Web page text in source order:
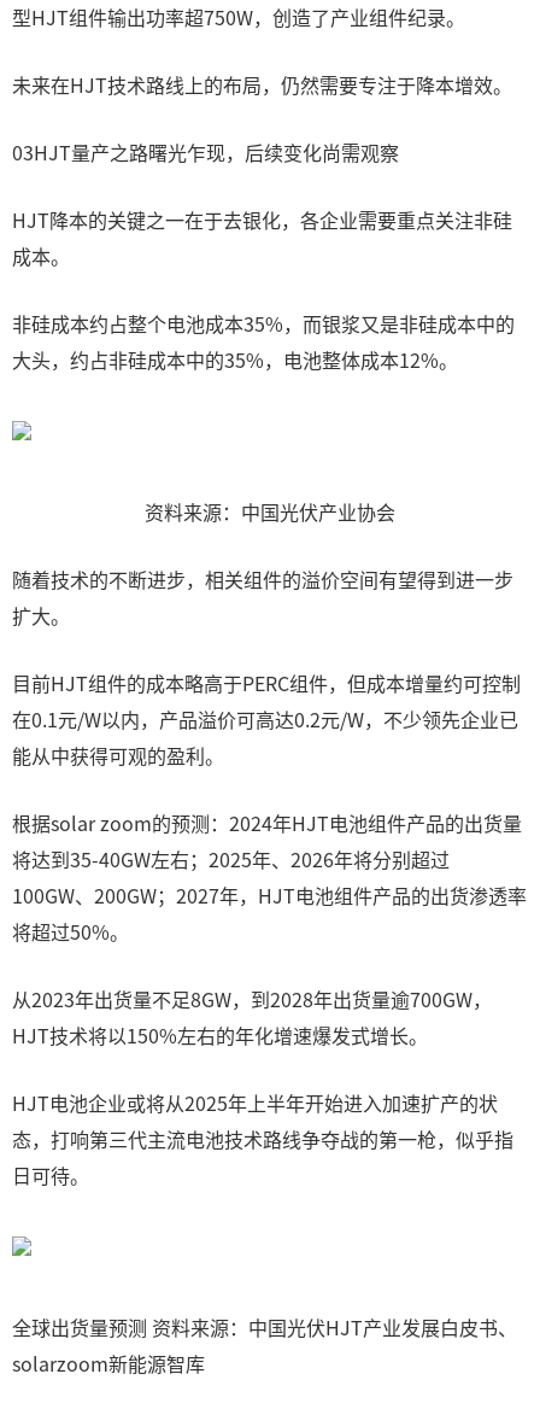
型HJT组件输出功率超750W，创造了产业组件纪录。
未来在HJT技术路线上的布局，仍然需要专注于降本增效。
03HJT量产之路曙光乍现，后续变化尚需观察
HJT降本的关键之一在于去银化，各企业需要重点关注非硅
成本。
非硅成本约占整个电池成本35%，而银浆又是非硅成本中的
大头，约占非硅成本中的35%，电池整体成本12%。
资料来源：中国光伏产业协会
随着技术的不断进步，相关组件的溢价空间有望得到进一步
扩大。
目前HJT组件的成本略高于PERC组件，但成本增量约可控制
在0.1元/W以内，产品溢价可高达0.2元/W，不少领先企业已
能从中获得可观的盈利。
根据solar zoom的预测：2024年HJT电池组件产品的出货量
将达到35-40GW左右；2025年、2026年将分别超过
100GW、200GW；2027年，HJT电池组件产品的出货渗透率
将超过50%。
从2023年出货量不足8GW，到2028年出货量逾700GW，
HJT技术将以150%左右的年化增速爆发式增长。
HJT电池企业或将从2025年上半年开始进入加速扩产的状
态，打响第三代主流电池技术路线争夺战的第一枪，似乎指
日可待。
全球出货量预测 资料来源：中国光伏HJT产业发展白皮书、
solarzoom新能源智库